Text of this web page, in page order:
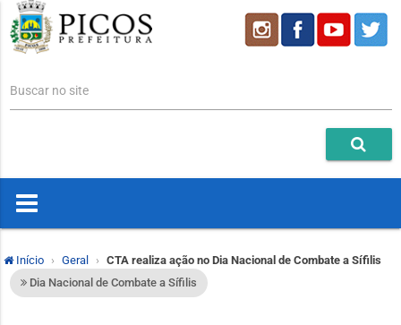
Buscar no site
Início Geral
CTA realiza ação no Dia Nacional de Combate a Sífilis
Dia Nacional de Combate a Sífilis